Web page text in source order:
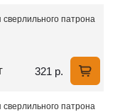
сверлильного патрона
321 р.
сверлильного патрона